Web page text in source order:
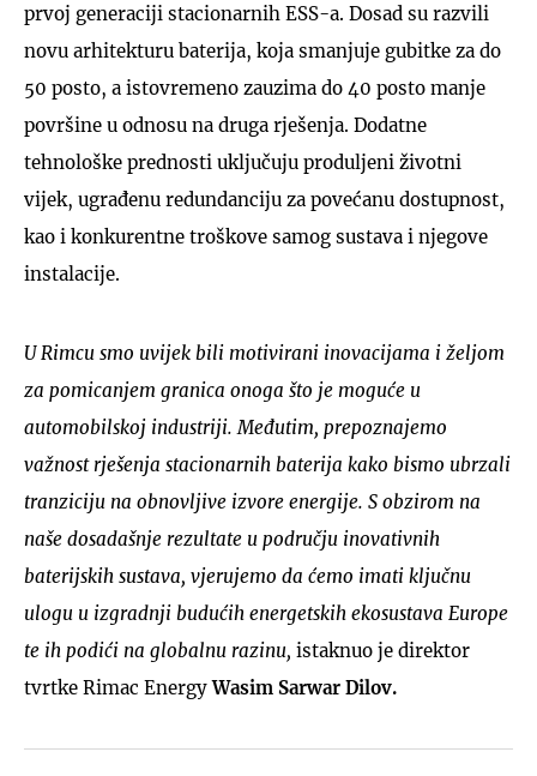
prvoj generaciji stacionarnih ESS-a. Dosad su razvili
novu arhitekturu baterija, koja smanjuje gubitke za do
50 posto, a istovremeno zauzima do 40 posto manje
površine u odnosu na druga rješenja. Dodatne
tehnološke prednosti uključuju produljeni životni
vijek, ugrađenu redundanciju za povećanu dostupnost,
kao i konkurentne troškove samog sustava i njegove
instalacije.
U Rimcu smo uvijek bili motivirani inovacijama i željom
za pomicanjem granica onoga što je moguće u
automobilskoj industriji. Međutim, prepoznajemo
važnost rješenja stacionarnih baterija kako bismo ubrzali
tranziciju na obnovljive izvore energije. S obzirom na
naše dosadašnje rezultate u području inovativnih
baterijskih sustava, vjerujemo da ćemo imati ključnu
ulogu u izgradnji budućih energetskih ekosustava Europe
te ih podići na globalnu razinu, istaknuo je direktor
tvrtke Rimac EnergyWasim Sarwar Dilov.